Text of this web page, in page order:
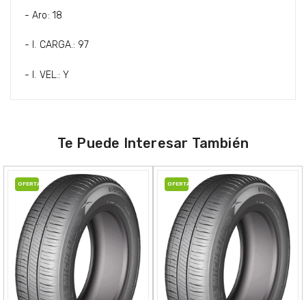
- Aro: 18
- I. CARGA.: 97
- I. VEL.: Y
Te Puede Interesar También
OFERTA OFERTA